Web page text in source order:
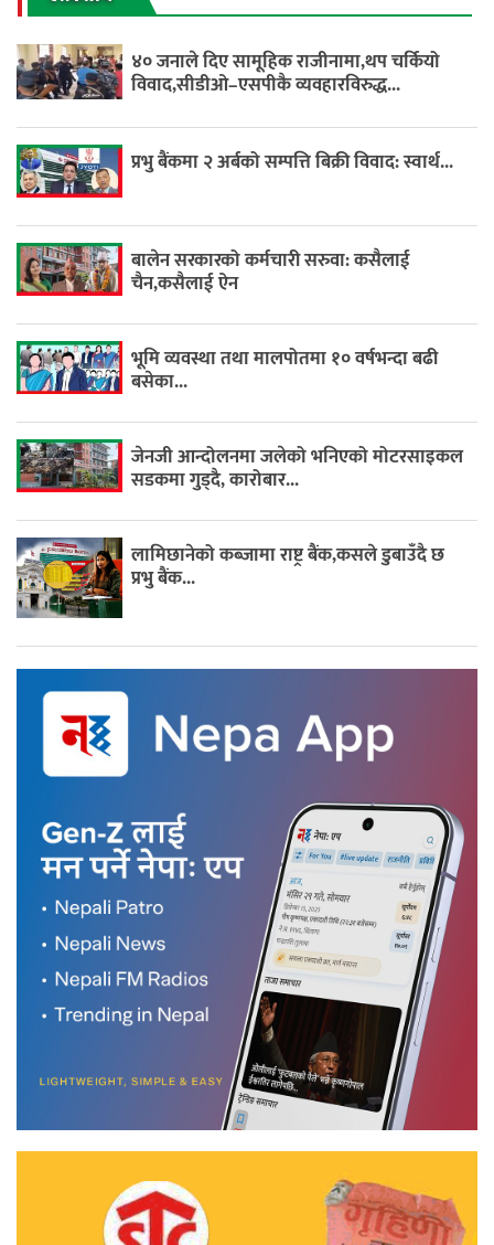
४० जनाले दिए सामूहिक राजीनामा,थप चर्कियो
विवाद,सीडीओ–एसपीकै व्यवहारविरुद्ध...
प्रभु बैंकमा २ अर्बको सम्पत्ति बिक्री विवाद: स्वार्थ...
बालेन सरकारको कर्मचारी सरुवा: कसैलाई
चैन,कसैलाई ऐन
भूमि व्यवस्था तथा मालपोतमा १० वर्षभन्दा बढी
बसेका...
जेनजी आन्दोलनमा जलेको भनिएको मोटरसाइकल
सडकमा गुड्दै, कारोबार...
लामिछानेको कब्जामा राष्ट्र बैंक,कसले डुबाउँदै छ
प्रभु बैंक...